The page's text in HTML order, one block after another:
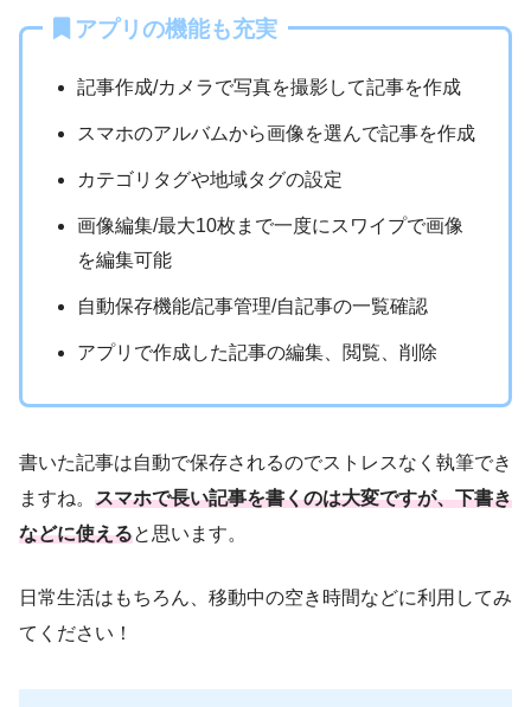
アプリの機能も充実
記事作成/カメラで写真を撮影して記事を作成
スマホのアルバムから画像を選んで記事を作成
カテゴリタグや地域タグの設定
画像編集/最大10枚まで一度にスワイプで画像
を編集可能
自動保存機能/記事管理/自記事の一覧確認
アプリで作成した記事の編集、閲覧、削除
書いた記事は自動で保存されるのでストレスなく執筆でき
ますね。 スマホで長い記事を書くのは大変ですが、下書き
などに使えると思います。
日常生活はもちろん、移動中の空き時間などに利用してみ
てください！